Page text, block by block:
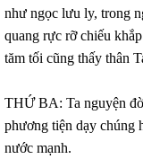
như ngọc lưu ly, trong
quang rực rỡ chiếu
tăm tối cũng thấy thân
THỨ BA: Ta nguyện
phương tiện dạy chúng
nước mạnh.